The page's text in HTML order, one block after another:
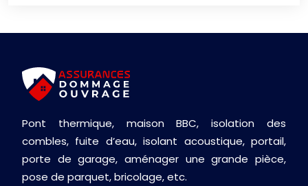
Pont thermique, maison BBC, isolation des
combles, fuite d’eau, isolant acoustique, portail,
porte de garage, aménager une grande pièce,
pose de parquet, bricolage, etc.